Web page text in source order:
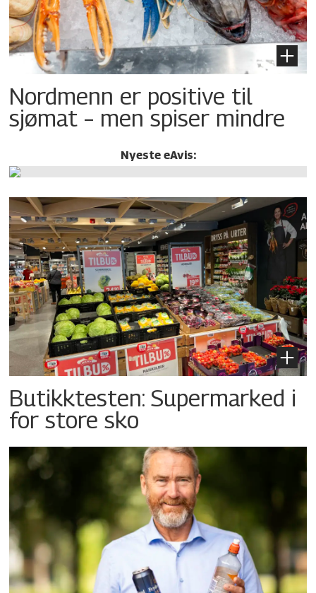
Nordmenn er positive til
sjømat – men spiser mindre
Nyeste eAvis:
Butikktesten: Supermarked i
for store sko